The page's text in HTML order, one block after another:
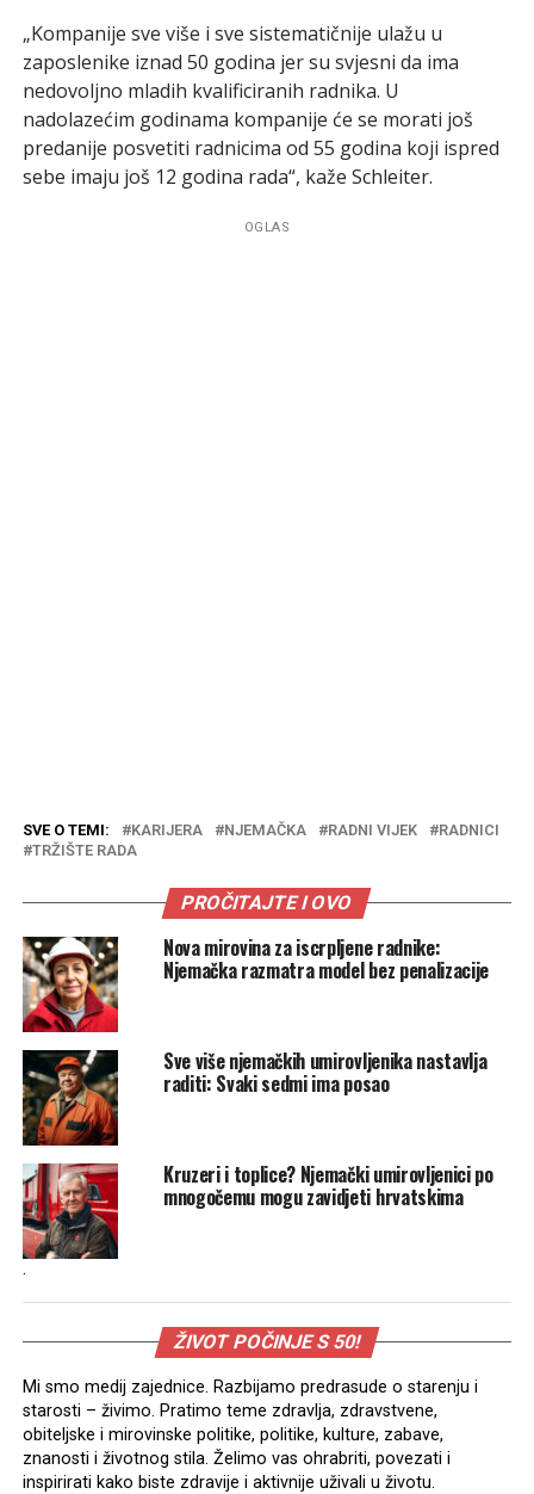
„Kompanije sve više i sve sistematičnije ulažu u
zaposlenike iznad 50 godina jer su svjesni da ima
nedovoljno mladih kvalificiranih radnika. U
nadolazećim godinama kompanije će se morati još
predanije posvetiti radnicima od 55 godina koji ispred
sebe imaju još 12 godina rada“, kaže Schleiter.
OGLAS
SVE O TEMI: KARIJERA NJEMAČKA RADNI VIJEK
RADNICI
TRŽIŠTE RADA
PROČITAJTE I OVO
Nova mirovina za iscrpljene radnike:
Njemačka razmatra model bez penalizacije
Sve više njemačkih umirovljenika nastavlja
raditi: Svaki sedmi ima posao
Kruzeri i toplice? Njemački umirovljenici po
mnogočemu mogu zavidjeti hrvatskima
.
ŽIVOT POČINJE S 50!
Mi smo medij zajednice. Razbijamo predrasude o starenju i
starosti – živimo. Pratimo teme zdravlja, zdravstvene,
obiteljske i mirovinske politike, politike, kulture, zabave,
znanosti i životnog stila. Želimo vas ohrabriti, povezati i
inspirirati kako biste zdravije i aktivnije uživali u životu.